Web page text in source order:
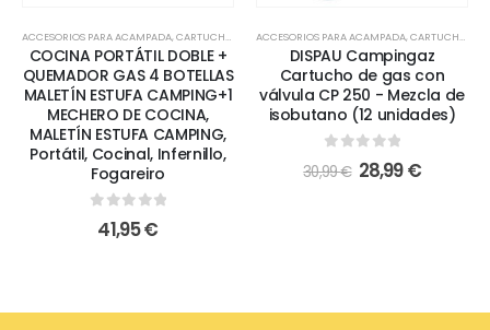
DE COCINA
ACCESORIOS PARA ACAMPADA,CARTUCHOS DE GAS ,ENCENDEDORES,HOGAR & COCINA,
COCINA PORTÁTIL DOBLE +
QUEMADOR GAS 4 BOTELLAS
MALETÍN ESTUFA CAMPING+1
MECHERO DE COCINA,
MALETÍN ESTUFA CAMPING,
Portátil, Cocinal, Infernillo,
Fogareiro
out of 5
41,95€
ACCESORIOS PARA ACAMPADA,CARTUCHOS DE GAS
DISPAU Campingaz
Cartucho de gas con
válvula CP 250 - Mezcla de
isobutano (12 unidades)
out of 5
30,99€ 28,99€